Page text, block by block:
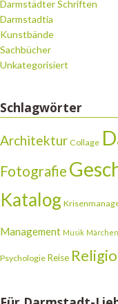
Darmstädter Schriften
Darmstadtia
Kunstbände
Sachbücher
Unkategorisiert
Schlagwörter
Architektur Collage
Fotografie
Katalog
Management Musik Märchen
Psychologie Reise